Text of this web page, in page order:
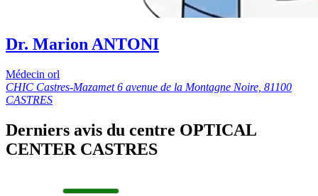
Dr. Marion ANTONI
Médecin orl
CHIC Castres-Mazamet 6 avenue de la Montagne Noire, 81100
CASTRES
Derniers avis du centre OPTICAL
CENTER CASTRES